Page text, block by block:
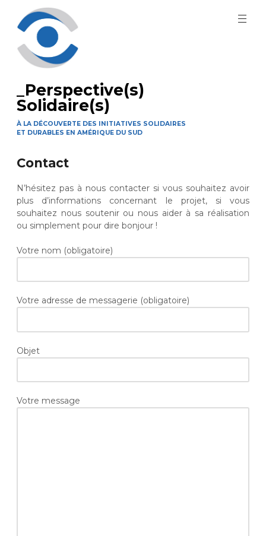
au
contenu
principal
_Perspective(s)
Solidaire(s)
À LA DÉCOUVERTE DES INITIATIVES SOLIDAIRES
ET DURABLES EN AMÉRIQUE DU SUD
Contact
N’hésitez pas à nous contacter si vous souhaitez avoir
plus d’informations concernant le projet, si vous
souhaitez nous soutenir ou nous aider à sa réalisation
ou simplement pour dire bonjour !
Votre nom (obligatoire)
Votre adresse de messagerie (obligatoire)
Objet
Votre message